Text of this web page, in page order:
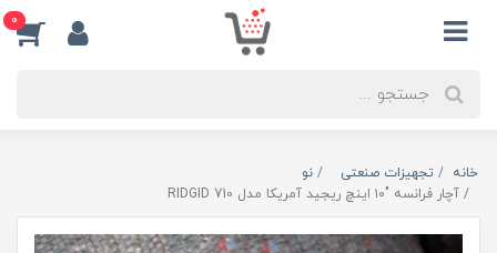
0
خانه تجهیزات صنعتی
نو
آچار فرانسه "۱۰ اینچ ریجید آمریکا مدل RIDGID 710